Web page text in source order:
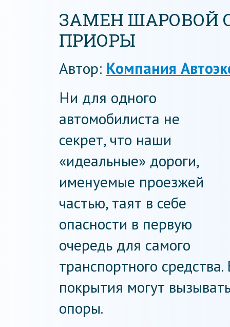
ЗАМЕН ШАРОВОЙ
ПРИОРЫ
Автор: Компания
Ни для одного
автомобилиста не
секрет, что наши
«идеальные» дороги,
именуемые проезжей
частью, таят в себе
опасности в первую
очередь для самого
транспортного
покрытия могут
опоры.